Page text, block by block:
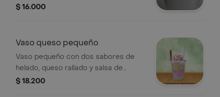
barquillo.
$ 16.000
Vaso queso pequeño
Vaso pequeño con dos sabores de
helado, queso rallado y salsa de
arequipe.
$ 18.200